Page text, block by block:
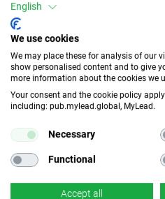
Attribute
||Geräte||
Mobile Geräte
Desktop
Unerlaubter
English
We use cookies
We may place these for analysis of our
show personalised content and to give
more information about the cookies we
Your consent and the cookie policy
including: pub.mylead.global, MyLead.
Necessary
Functional
Accept all